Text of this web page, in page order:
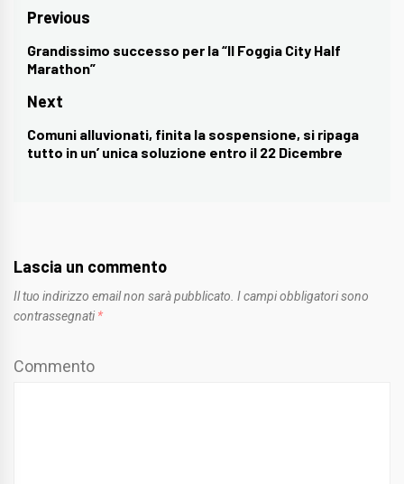
Navigazione
articoli
Previous
Previous
post:
Grandissimo successo per la “II Foggia City Half
Marathon”
Next
Next
post:
Comuni alluvionati, finita la sospensione, si ripaga
tutto in un’ unica soluzione entro il 22 Dicembre
Lascia un commento
Il tuo indirizzo email non sarà pubblicato. I campi obbligatori sono
contrassegnati *
Commento